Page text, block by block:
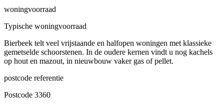
woningvoorraad
Typische woningvoorraad
Bierbeek telt veel vrijstaande en halfopen woningen met klassieke
gemetselde schoorstenen. In de oudere kernen vindt u nog kachels
op hout en mazout, in nieuwbouw vaker gas of pellet.
postcode referentie
Postcode 3360